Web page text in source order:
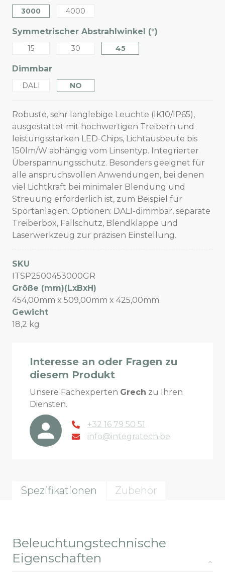
3000 4000
Symmetrischer Abstrahlwinkel (°)
15 30 45
Dimmbar
DALI NO
Robuste, sehr langlebige Leuchte (IK10/IP65),
ausgestattet mit hochwertigen Treibern und
leistungsstarken LED-Chips, Lichtausbeute bis
150lm/W abhängig vom Linsentyp. Integrierter
Überspannungsschutz. Besonders geeignet für
alle anspruchsvollen Anwendungen, bei denen
viel Lichtkraft bei minimaler Blendung und
Streuung erforderlich ist, zum Beispiel für
Sportanlagen. Optionen: DALI-dimmbar, separate
Treiberbox, Fallschutz, Blendklappe und
Laserwerkzeug zur präzisen Einstellung.
SKU
ITSP2500453000GR
Größe (mm)(LxBxH)
454,00mm x 509,00mm x 425,00mm
Gewicht
18,2 kg
Interesse an oder Fragen zu
diesem Produkt
Unsere Fachexperten Grech zu Ihren
Diensten.
+32 16 79 50 51
info@integratech.be
Spezifikationen Zubehör
Beleuchtungstechnische
Eigenschaften